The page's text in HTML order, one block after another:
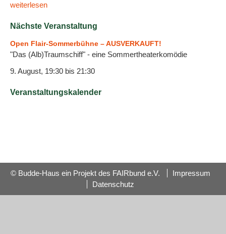
weiterlesen
Nächste Veranstaltung
Open Flair-Sommerbühne – AUSVERKAUFT!
"Das (Alb)Traumschiff" - eine Sommertheaterkomödie
9. August, 19:30 bis 21:30
Veranstaltungskalender
© Budde-Haus ein Projekt des FAIRbund e.V.
Impressum
Datenschutz